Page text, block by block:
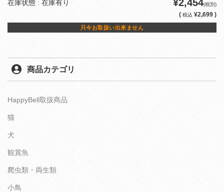
在庫状態 : 在庫有り ¥2,454(税別)
( 税込 ¥2,699 )
只今お取扱い出来ません
商品カテゴリ
HappyBell取扱商品
猫
犬
観賞魚
爬虫類・両生類
小鳥